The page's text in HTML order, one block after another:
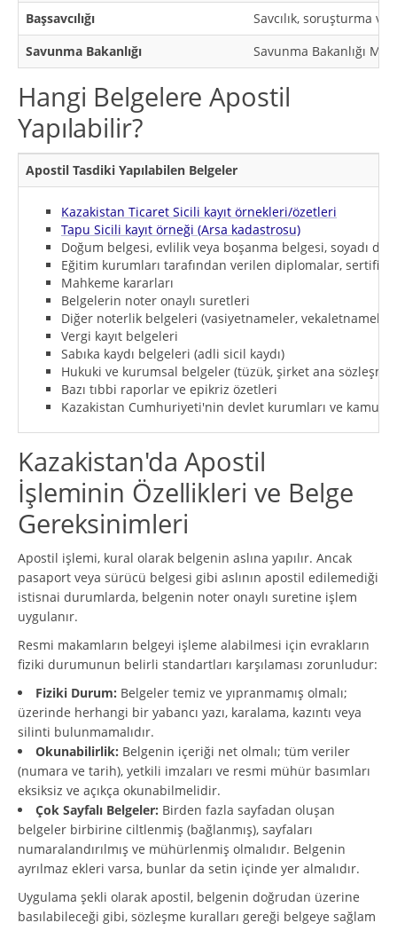
Başsavcılığı
Savcılık, soruşturma
Savunma Bakanlığı
Savunma Bakanlığı
Hangi Belgelere Apostil
Yapılabilir?
Apostil Tasdiki Yapılabilen Belgeler
Kazakistan Ticaret Sicili kayıt örnekleri/özetleri
Tapu Sicili kayıt örneği (Arsa kadastrosu)
Doğum belgesi, evlilik veya boşanma belgesi, soyadı
Eğitim kurumları tarafından verilen diplomalar,
Mahkeme kararları
Belgelerin noter onaylı suretleri
Diğer noterlik belgeleri (vasiyetnameler, vekaletnameler
Vergi kayıt belgeleri
Sabıka kaydı belgeleri (adli sicil kaydı)
Hukuki ve kurumsal belgeler (tüzük, şirket ana
Bazı tıbbi raporlar ve epikriz özetleri
Kazakistan Cumhuriyeti'nin devlet kurumları ve kamu
Kazakistan'da Apostil
İşleminin Özellikleri ve Belge
Gereksinimleri
Apostil işlemi, kural olarak belgenin aslına yapılır. Ancak
pasaport veya sürücü belgesi gibi aslının apostil edilemediği
istisnai durumlarda, belgenin noter onaylı suretine işlem
uygulanır.
Resmi makamların belgeyi işleme alabilmesi için evrakların
fiziki durumunun belirli standartları karşılaması zorunludur:
Fiziki Durum: Belgeler temiz ve yıpranmamış olmalı;
üzerinde herhangi bir yabancı yazı, karalama, kazıntı veya
silinti bulunmamalıdır.
Okunabilirlik: Belgenin içeriği net olmalı; tüm veriler
(numara ve tarih), yetkili imzaları ve resmi mühür basımları
eksiksiz ve açıkça okunabilmelidir.
Çok Sayfalı Belgeler: Birden fazla sayfadan oluşan
belgeler birbirine ciltlenmiş (bağlanmış), sayfaları
numaralandırılmış ve mühürlenmiş olmalıdır. Belgenin
ayrılmaz ekleri varsa, bunlar da setin içinde yer almalıdır.
Uygulama şekli olarak apostil, belgenin doğrudan üzerine
basılabileceği gibi, sözleşme kuralları gereği belgeye sağlam